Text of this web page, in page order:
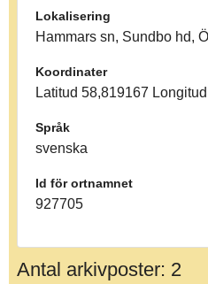
Lokalisering
Hammars sn, Sundbo hd,
Koordinater
Latitud 58,819167
Språk
svenska
Id för ortnamnet
927705
Antal arkivposter: 2